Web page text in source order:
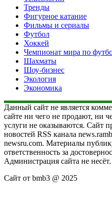
Тренды
Фигурное катание
Фильмы и сериалы
Футбол
Хоккей
Чемпионат мира по
Шахматы
Шоу-бизнес
Экология
Экономика
Данный сайт не является
сайте ни чего не продают, ни
услуги не оказываются. Сайт
новостей RSS канала
newsru.com. Материалы
ответственность за
Администрация сайта не несёт.
Сайт от bmb3 @ 2025